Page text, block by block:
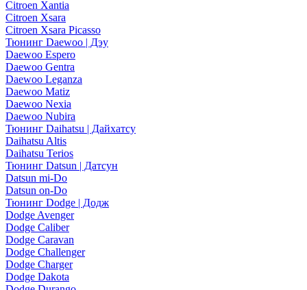
Citroen Xantia
Citroen Xsara
Citroen Xsara Picasso
Тюнинг Daewoo | Дэу
Daewoo Espero
Daewoo Gentra
Daewoo Leganza
Daewoo Matiz
Daewoo Nexia
Daewoo Nubira
Тюнинг Daihatsu | Дайхатсу
Daihatsu Altis
Daihatsu Terios
Тюнинг Datsun | Датсун
Datsun mi-Do
Datsun on-Do
Тюнинг Dodge | Додж
Dodge Avenger
Dodge Caliber
Dodge Caravan
Dodge Challenger
Dodge Charger
Dodge Dakota